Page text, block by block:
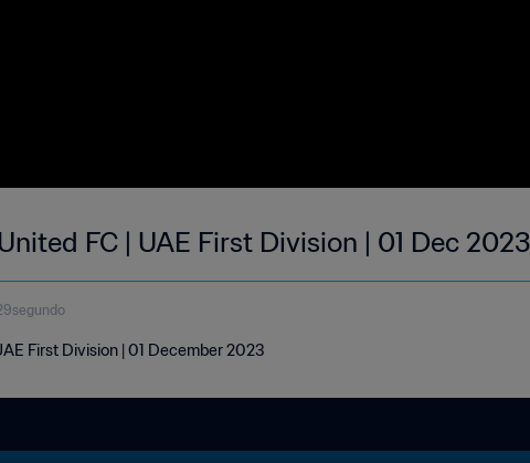
FC | UAE First Division | 01 Dec
First Division | 01 December 2023